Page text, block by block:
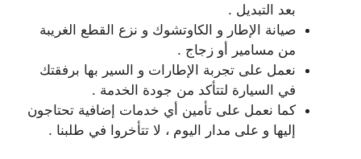
بعد التبديل .
صيانة الإطار و الكاوتشوك و نزع القطع الغريبة
من مسامير أو زجاج .
نعمل على تجربة الإطارات و السير بها برفقتك
في السيارة لتتأكد من جودة الخدمة .
كما نعمل على تأمين أي خدمات إضافية تحتاجون
إليها و على مدار اليوم ، لا تتأخروا في طلبنا .